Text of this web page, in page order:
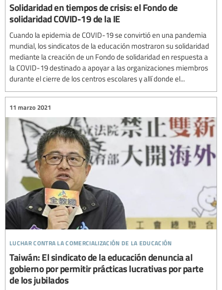
Solidaridad en tiempos de crisis: el Fondo de
solidaridad COVID-19 de la IE
Cuando la epidemia de COVID-19 se convirtió en una pandemia
mundial, los sindicatos de la educación mostraron su solidaridad
mediante la creación de un Fondo de solidaridad en respuesta a
la COVID-19 destinado a apoyar a las organizaciones miembros
durante el cierre de los centros escolares y allí donde el...
luchar contra la comercialización de la educación
11 marzo 2021
Taiwán: El sindicato de la educación denuncia al
gobierno por permitir prácticas lucrativas por parte
de los jubilados